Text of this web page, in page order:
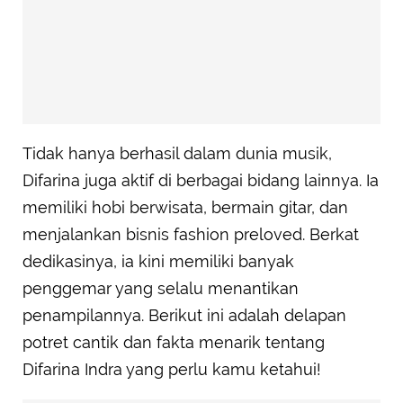
Tidak hanya berhasil dalam dunia musik,
Difarina juga aktif di berbagai bidang lainnya. Ia
memiliki hobi berwisata, bermain gitar, dan
menjalankan bisnis fashion preloved. Berkat
dedikasinya, ia kini memiliki banyak
penggemar yang selalu menantikan
penampilannya. Berikut ini adalah delapan
potret cantik dan fakta menarik tentang
Difarina Indra yang perlu kamu ketahui!